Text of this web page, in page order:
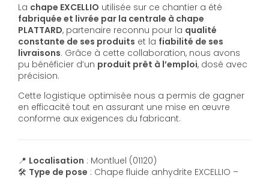
La chape EXCELLIO utilisée sur ce chantier a été
fabriquée et livrée par la centrale à chape
PLATTARD, partenaire reconnu pour la qualité
constante de ses produits et la fiabilité de ses
livraisons. Grâce à cette collaboration, nous avons
pu bénéficier d’un produit prêt à l’emploi, dosé avec
précision.
Cette logistique optimisée nous a permis de gagner
en efficacité tout en assurant une mise en œuvre
conforme aux exigences du fabricant.
📍 Localisation : Montluel (01120)
🛠️ Type de pose : Chape fluide anhydrite EXCELLIO –